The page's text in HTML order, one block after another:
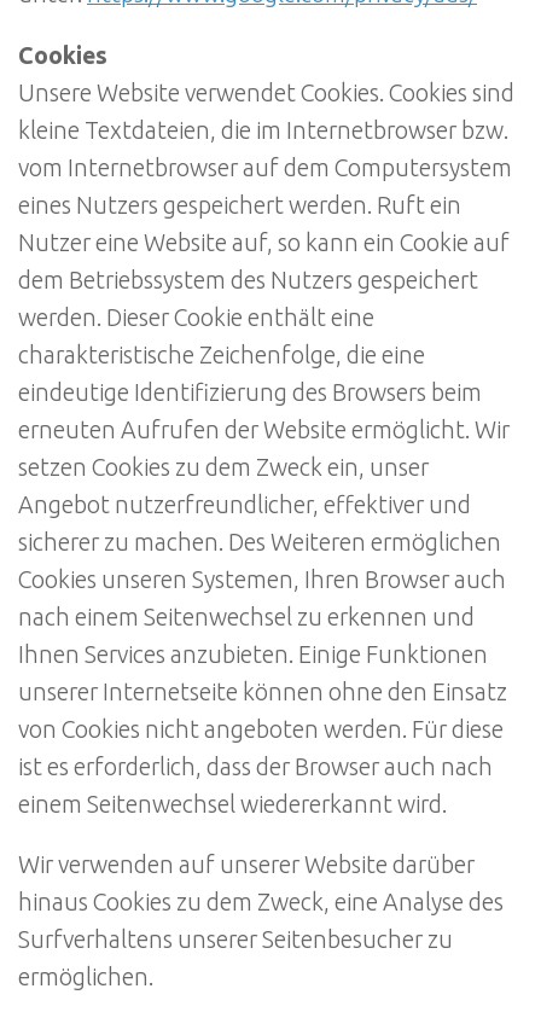
Cookies
Unsere Website verwendet Cookies. Cookies sind
kleine Textdateien, die im Internetbrowser bzw.
vom Internetbrowser auf dem Computersystem
eines Nutzers gespeichert werden. Ruft ein
Nutzer eine Website auf, so kann ein Cookie auf
dem Betriebssystem des Nutzers gespeichert
werden. Dieser Cookie enthält eine
charakteristische Zeichenfolge, die eine
eindeutige Identifizierung des Browsers beim
erneuten Aufrufen der Website ermöglicht. Wir
setzen Cookies zu dem Zweck ein, unser
Angebot nutzerfreundlicher, effektiver und
sicherer zu machen. Des Weiteren ermöglichen
Cookies unseren Systemen, Ihren Browser auch
nach einem Seitenwechsel zu erkennen und
Ihnen Services anzubieten. Einige Funktionen
unserer Internetseite können ohne den Einsatz
von Cookies nicht angeboten werden. Für diese
ist es erforderlich, dass der Browser auch nach
einem Seitenwechsel wiedererkannt wird.
Wir verwenden auf unserer Website darüber
hinaus Cookies zu dem Zweck, eine Analyse des
Surfverhaltens unserer Seitenbesucher zu
ermöglichen.